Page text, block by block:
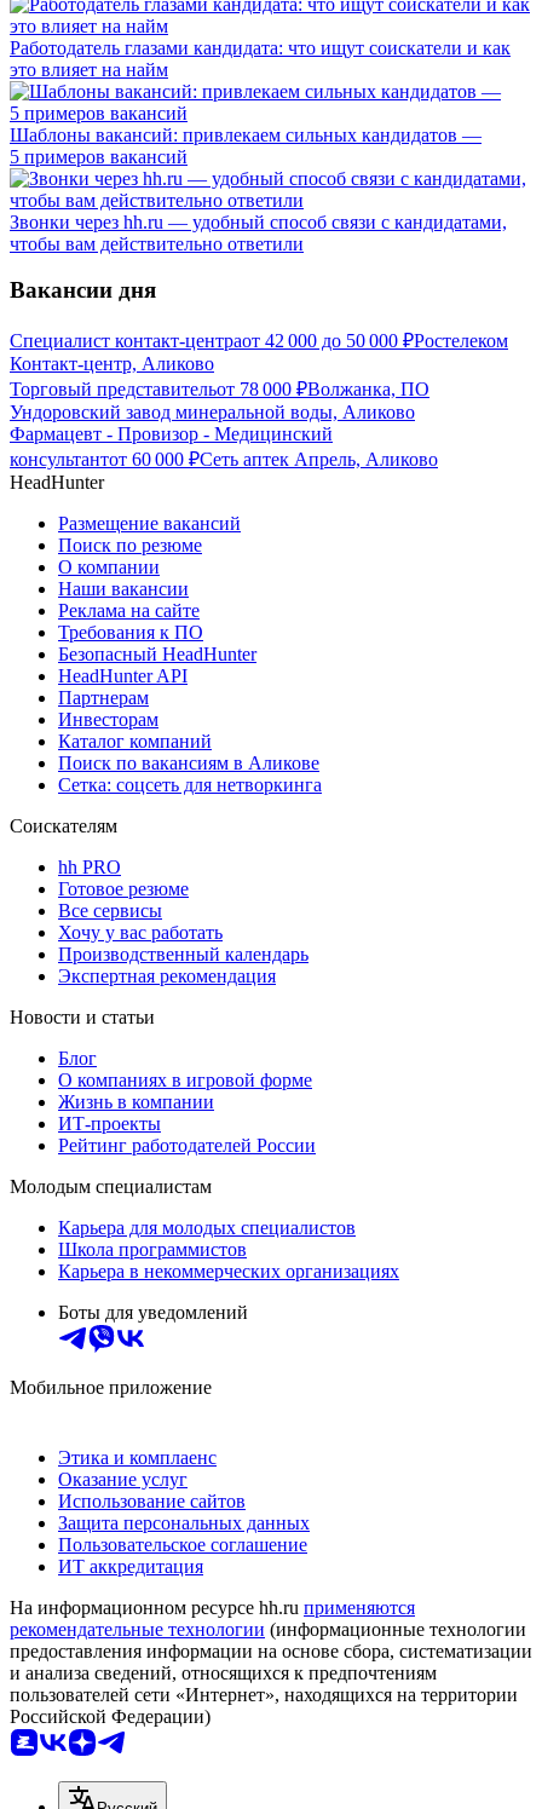
Работодатель глазами кандидата: что ищут соискатели и как
это влияет на найм
Шаблоны вакансий: привлекаем сильных кандидатов —
5 примеров вакансий
Звонки через hh.ru — удобный способ связи с кандидатами,
чтобы вам действительно ответили
Вакансии дня
Специалист контакт-центраот 42 000 до 50 000 ₽Ростелеком
Контакт-центр, Аликово
Торговый представительот 78 000 ₽Волжанка, ПО
Ундоровский завод минеральной воды, Аликово
Фармацевт - Провизор - Медицинский
консультантот 60 000 ₽Сеть аптек Апрель, Аликово
HeadHunter
Размещение вакансий
Поиск по резюме
О компании
Наши вакансии
Реклама на сайте
Требования к ПО
Безопасный HeadHunter
HeadHunter API
Партнерам
Инвесторам
Каталог компаний
Поиск по вакансиям в Аликове
Сетка: соцсеть для нетворкинга
Соискателям
hh PRO
Готовое резюме
Все сервисы
Хочу у вас работать
Производственный календарь
Экспертная рекомендация
Новости и статьи
Блог
О компаниях в игровой форме
Жизнь в компании
ИТ-проекты
Рейтинг работодателей России
Молодым специалистам
Карьера для молодых специалистов
Школа программистов
Карьера в некоммерческих организациях
Боты для уведомлений
Мобильное приложение
Этика и комплаенс
Оказание услуг
Использование сайтов
Защита персональных данных
Пользовательское соглашение
ИТ аккредитация
На информационном ресурсе hh.ru применяются
рекомендательные технологии (информационные технологии
предоставления информации на основе сбора, систематизации
и анализа сведений, относящихся к предпочтениям
пользователей сети «Интернет», находящихся на территории
Российской Федерации)